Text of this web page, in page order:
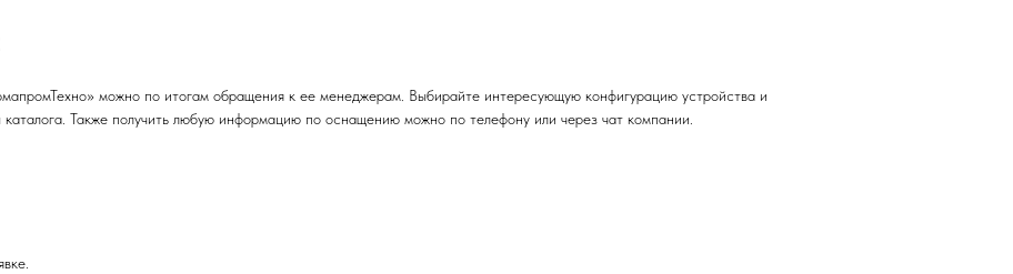
можно по итогам обращения к ее менеджерам. Выбирайте интересующую конфигурацию устройства и
Также получить любую информацию по оснащению можно по телефону или через чат компании.